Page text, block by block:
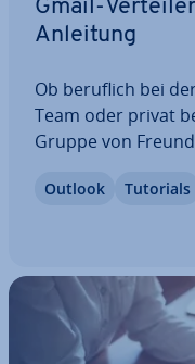
Gmail-
Anleitung
Ob beruflich bei
Team oder privat
Gruppe von
wollen, können
Outlook Tutorials